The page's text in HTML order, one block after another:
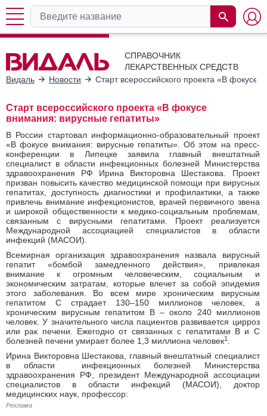
СПРАВОЧНИК
ЛЕКАРСТВЕННЫХ СРЕДСТВ
Видаль
Новости Старт всероссийского проекта «В фокусе
Старт всероссийского проекта «В фокусе
внимания: вирусные гепатиты»
В России стартовал информационно-образовательный проект
«В фокусе внимания: вирусные гепатиты». Об этом на пресс-
конференции в Липецке заявила главный внештатный
специалист в области инфекционных болезней Министерства
здравоохранения РФ Ирина Викторовна Шестакова. Проект
призван повысить качество медицинской помощи при вирусных
гепатитах, доступность диагностики и профилактики, а также
привлечь внимание инфекционистов, врачей первичного звена
и широкой общественности к медико-социальным проблемам,
связанным с вирусными гепатитами. Проект реализуется
Международной ассоциацией специалистов в области
инфекций (МАСОИ).
Всемирная организация здравоохранения назвала вирусный
гепатит «бомбой замедленного действия», привлекая
внимание к огромным человеческим, социальным и
экономическим затратам, которые влечет за собой эпидемия
этого заболевания. Во всем мире хроническим вирусным
гепатитом С страдает 130–150 миллионов человек, а
хроническим вирусным гепатитом В – около 240 миллионов
человек. У значительного числа пациентов развивается цирроз
или рак печени. Ежегодно от связанных с гепатитами В и С
болезней печени умирает более 1,3 миллиона человек1
Ирина Викторовна Шестакова, главный внештатный специалист
в области инфекционных болезней Министерства
здравоохранения РФ, президент Международной ассоциации
специалистов в области инфекций (МАСОИ), доктор
медицинских наук, профессор:
Реклама